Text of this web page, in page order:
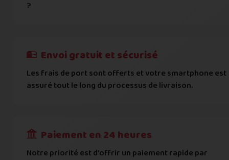
Cela ne sert à rien de mentir sur l'état de votre
L'état que vous déclarez est
Toute différence entre l'état déclaré et
Téléphone*
Adresse*
Ville *
?
Envoi gratuit et sécurisé
Les frais de port sont offerts et votre smartphone est
assuré tout le long du processus de livraison.
Paiement en 24 heures
Notre priorité est d’offrir un paiement rapide par